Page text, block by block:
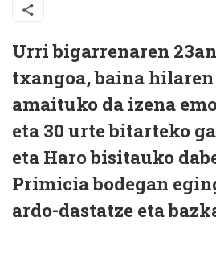
Urri bigarrenaren
txangoa, baina hilaren
amaituko da izena
eta 30 urte bitarteko
eta Haro bisitauko
Primicia bodegan
ardo-dastatze eta